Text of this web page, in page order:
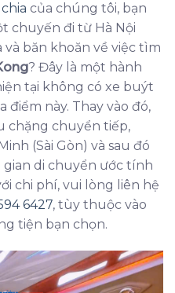
của chúng tôi, bạn
chuyến đi từ Hà Nội
và băn khoăn về việc tìm
? Đây là một hành
tại không có xe buýt
điểm này. Thay vào đó,
chặng chuyển tiếp,
(Sài Gòn) và sau đó
gian di chuyển ước tính
chi phí, vui lòng liên hệ
6427, tùy thuộc vào
tiện bạn chọn.